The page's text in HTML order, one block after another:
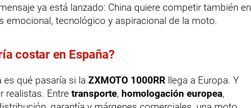
ya está lanzado: China quiere competir también en
emocional, tecnológico y aspiracional de la moto.
costar en España?
es qué pasaría si la ZXMOTO 1000RR llega a Europa. Y
realistas. Entre transporte, homologación europea,